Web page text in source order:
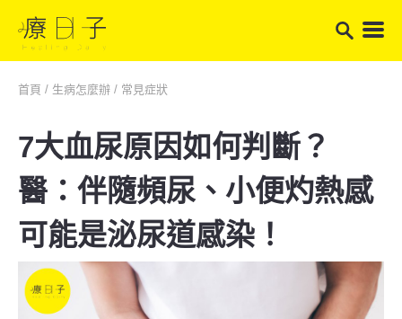
首頁 / 生病怎麼辦 / 常見症狀
7大血尿原因如何判斷？
醫：伴隨頻尿、小便灼熱感
可能是泌尿道感染！